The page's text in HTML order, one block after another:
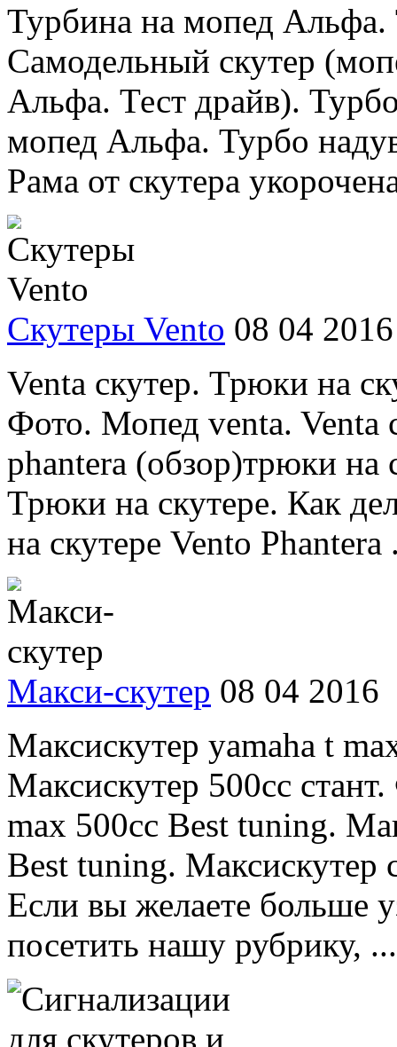
Турбина на мопед Альфа.
Самодельный скутер
Альфа. Тест драйв).
мопед Альфа. Турбо
Рама от скутера
Скутеры Vento 08 04 2016
Venta скутер. Трюки на
Фото. Мопед venta. Venta
phantera (обзор)трюки на
Трюки на скутере. Как
на скутере Vento Phantera
Макси-скутер 08 04 2016
Максискутер yamaha t
Максискутер 500сс
max 500сс Best tuning.
Best tuning. Максискутер
Если вы желаете больше
посетить нашу рубрику, ...